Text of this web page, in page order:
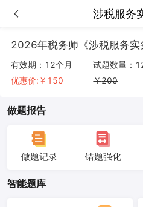
涉税服务
涉税服务实务VIP
2026年税务师《涉税服务实
有效期： 12个月
优惠价:￥ 150
试题数量：
￥200
做题报告
做题记录 错题强化
智能题库